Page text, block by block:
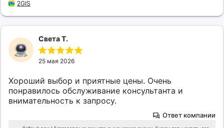
2GIS
Света Т.
25 мая 2026
Хороший выбор и приятные цены. Очень
понравилось обслуживание консультанта и
внимательность к запросу.
Ответ компании